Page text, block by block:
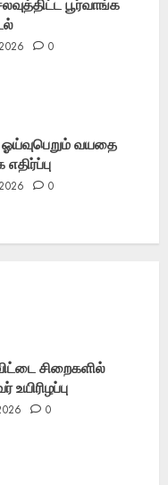
பூர்வாங்க
0
ஓய்வுபெறும் வயதை
0
சிறைகளில்
0